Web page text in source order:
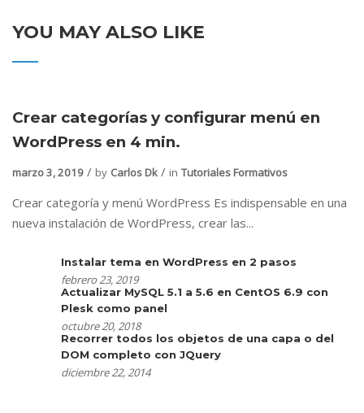
YOU MAY ALSO LIKE
Crear categorías y configurar menú en
WordPress en 4 min.
marzo 3, 2019 by Carlos Dk in Tutoriales Formativos
Crear categoría y menú WordPress Es indispensable en una
nueva instalación de WordPress, crear las...
Instalar tema en WordPress en 2 pasos
febrero 23, 2019
Actualizar MySQL 5.1 a 5.6 en CentOS 6.9 con
Plesk como panel
octubre 20, 2018
Recorrer todos los objetos de una capa o del
DOM completo con JQuery
diciembre 22, 2014